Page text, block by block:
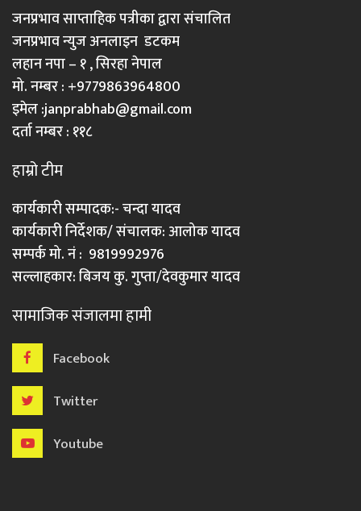
जनप्रभाव साप्ताहिक पत्रीका द्वारा संचालित
जनप्रभाव न्युज अनलाइन डटकम
लहान नपा – १ , सिरहा नेपाल
मो. नम्बर : +9779863964800
इमेल :janprabhab@gmail.com
दर्ता नम्बर : ११८
हाम्रो टीम
कार्यकारी सम्पादक:- चन्दा यादव
कार्यकारी निर्देशक/ संचालक: आलोक यादव
सम्पर्क मो. नं : 9819992976
सल्लाहकार: बिजय कु. गुप्ता/देवकुमार यादव
सामाजिक संजालमा हामी
Facebook
Twitter
Youtube